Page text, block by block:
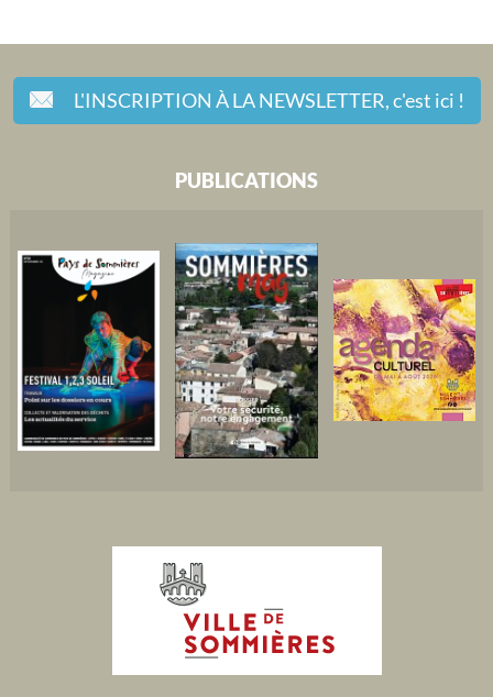
L'INSCRIPTION À LA NEWSLETTER,c'est ici !
PUBLICATIONS